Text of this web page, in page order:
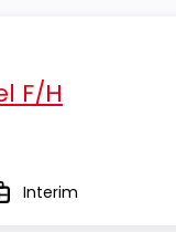
F/H
Interim